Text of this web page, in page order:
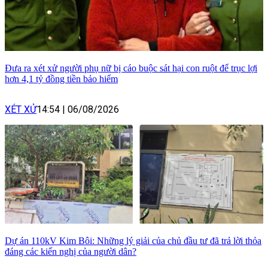
Đưa ra xét xử người phụ nữ bị cáo buộc sát hại con ruột để trục lợi
hơn 4,1 tỷ đồng tiền bảo hiểm
XÉT XỬ14:54 06/08/2026
Dự án 110kV Kim Bôi: Những lý giải của chủ đầu tư đã trả lời thỏa
đáng các kiến nghị của người dân?